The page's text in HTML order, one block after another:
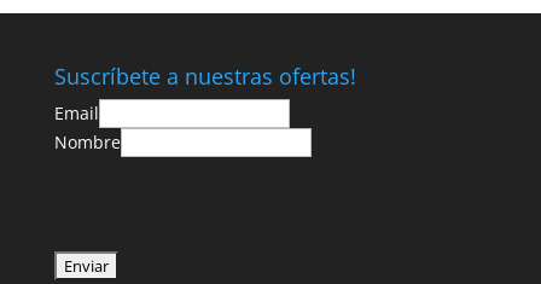
Suscríbete a nuestras ofertas!
Email
Nombre